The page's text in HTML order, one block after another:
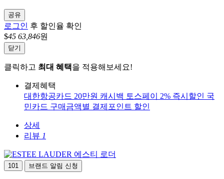
공유
로그인 후 할인율 확인
$45 63,846원
닫기
클릭하고 최대 혜택을 적용해보세요!
결제혜택
대한항공카드 20만원 캐시백 토스페이 2% 즉시할인 국
민카드 구매금액별 결제포인트 할인
상세
리뷰 1
에스티 로더
101 브랜드 알림 신청